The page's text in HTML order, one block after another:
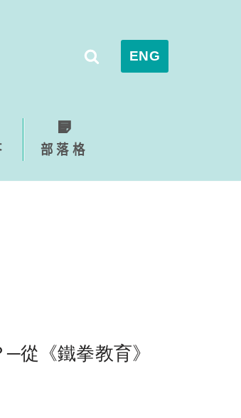
ENG
部落格
從《鐵拳教育》